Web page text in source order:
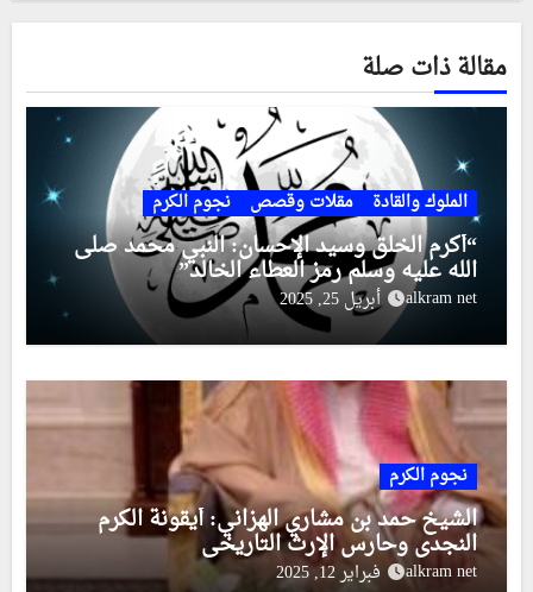
مقالة ذات صلة
الملوك والقادة مقلات وقصص نجوم الكرم
“أكرم الخلق وسيد الإحسان: النبي محمد صلى
الله عليه وسلم رمز العطاء الخالد”
alkram net أبريل 25, 2025
نجوم الكرم
الشيخ حمد بن مشاري الهزاني: أيقونة الكرم
النجدي وحارس الإرث التاريخي
alkram net فبراير 12, 2025